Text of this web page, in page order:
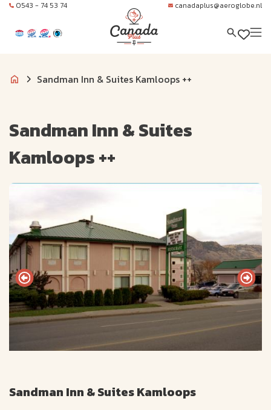
0543 - 74 53 74 canadaplus@aeroglobe.nl
Sandman Inn & Suites Kamloops ++
Sandman Inn & Suites
Kamloops ++
Sandman Inn & Suites Kamloops